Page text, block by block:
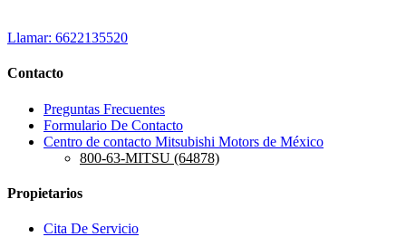
Llamar: 6622135520
Contacto
Preguntas Frecuentes
Formulario De Contacto
Centro de contacto Mitsubishi Motors de México
800-63-MITSU (64878)
Propietarios
Cita De Servicio